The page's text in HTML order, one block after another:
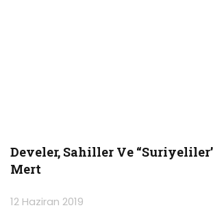
Develer, Sahiller Ve
Mert
12 Haziran 2019